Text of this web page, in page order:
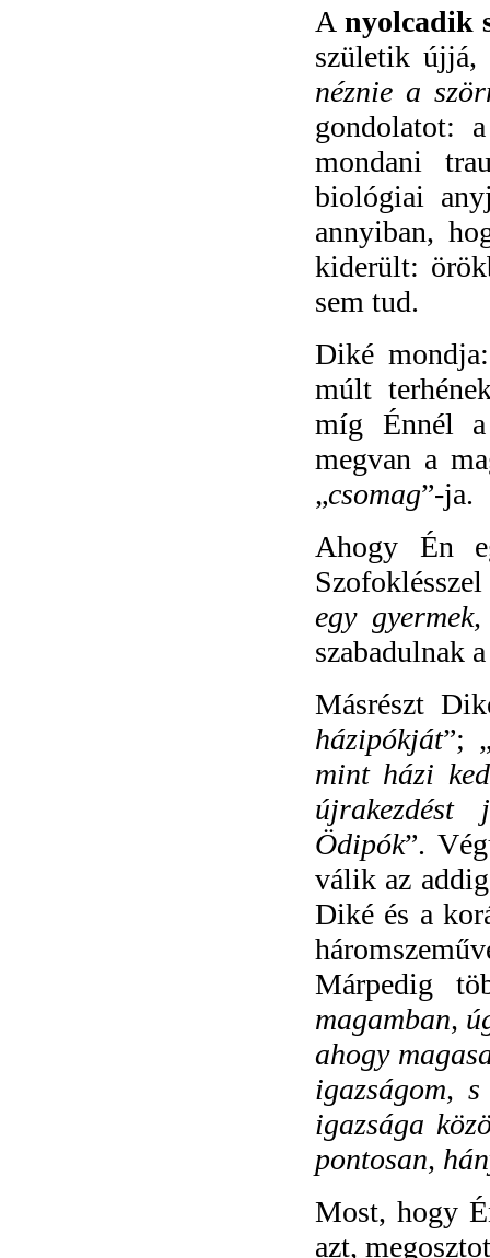
A nyolcadik
születik
néznie a
gondolatot:
mondani
biológiai
annyiban,
kiderült:
sem tud.
Diké
múlt
míg Énnél
megvan a
„csomag”-ja.
Ahogy Én
egy
szabadulnak
Másrészt
házipókját”;
mint házi
újrakezdést
Ödipók”.
válik az
Diké és a
Márpedig
magamban,
ahogy
igazságom,
igazsága
pontosan,
Most, hogy
azt,